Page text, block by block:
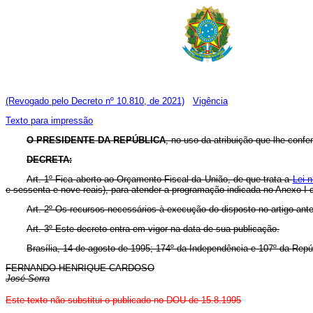
(Revogado pelo Decreto nº 10.810, de 2021)
Vigência
Texto para impressão
O PRESIDENTE DA REPÚBLICA, no uso da atribuição que lhe
DECRETA:
Art. 1º Fica aberto ao Orçamento Fiscal da União, de que trata aLei
e sessenta e nove reais), para atender a programação indicada no Anexo I
Art. 2º Os recursos necessários à execução do disposto no artigo
Art. 3º Este decreto entra em vigor na data de sua publicação.
Brasília, 14 de agosto de 1995; 174º da Independência e 107º da
FERNANDO HENRIQUE CARDOSO
José Serra
Este texto não substitui o publicado no DOU de 15.8.1995